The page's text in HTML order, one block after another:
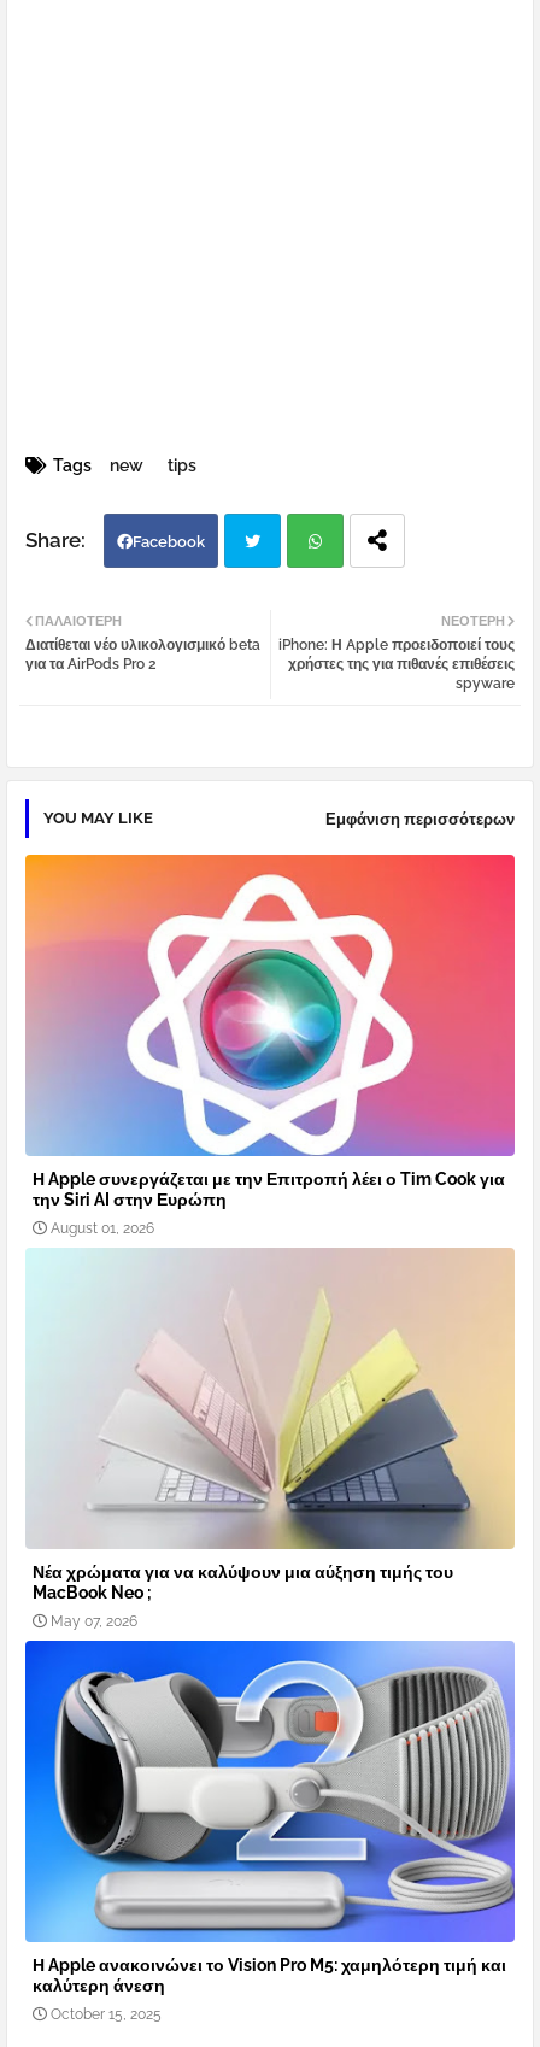
Tags new tips
Facebook
tter atsa
ΝΕΌΤΕΡΗ
iPhone: Η Apple προειδοποιεί τους
χρήστες της για πιθανές επιθέσεις
spyware
ΠΑΛΑΙΌΤΕΡΗ
Διατίθεται νέο υλικολογισμικό beta
για τα AirPods Pro 2
YOU MAY LIKE Εμφάνιση περισσότερων
Η Apple συνεργάζεται με την Επιτροπή λέει ο Tim Cook για
την Siri AI στην Ευρώπη
August 01, 2026
Νέα χρώματα για να καλύψουν μια αύξηση τιμής του
MacBook Neo ;
May 07, 2026
Η Apple ανακοινώνει το Vision Pro M5: χαμηλότερη τιμή και
καλύτερη άνεση
October 15, 2025